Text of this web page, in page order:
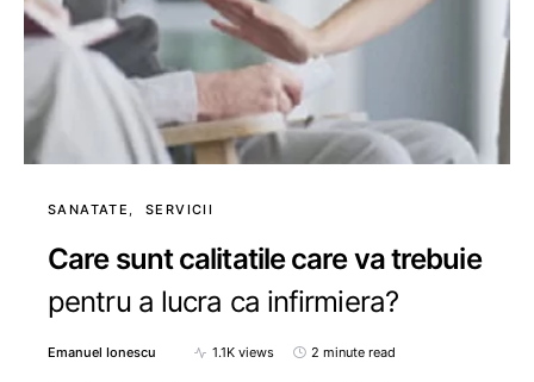
SANATATE SERVICII
Care sunt calitatile care va trebuie
pentru a lucra ca infirmiera?
Emanuel Ionescu 1.1K views 2 minute read